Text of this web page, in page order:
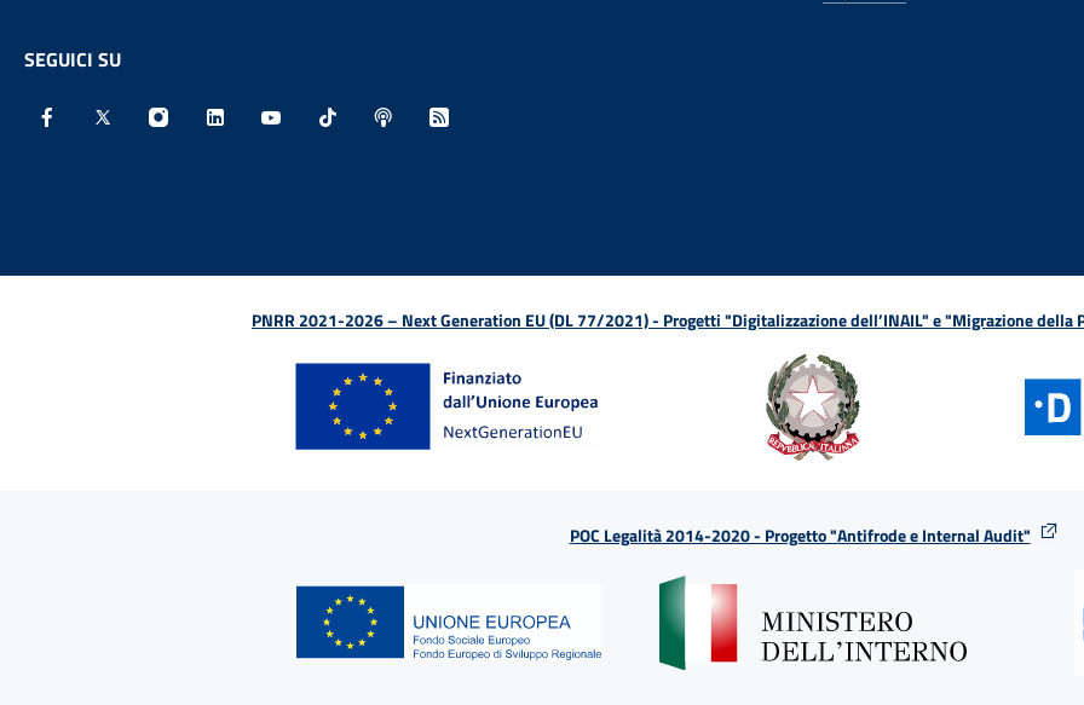
SEGUICI SU
PNRR 2021-2026 – Next Generation EU (DL 77/2021) - Progetti "Digitalizzazione dell’INAIL" e "Migrazione della
POC Legalità 2014-2020 - Progetto "Antifrode e Internal Audit"